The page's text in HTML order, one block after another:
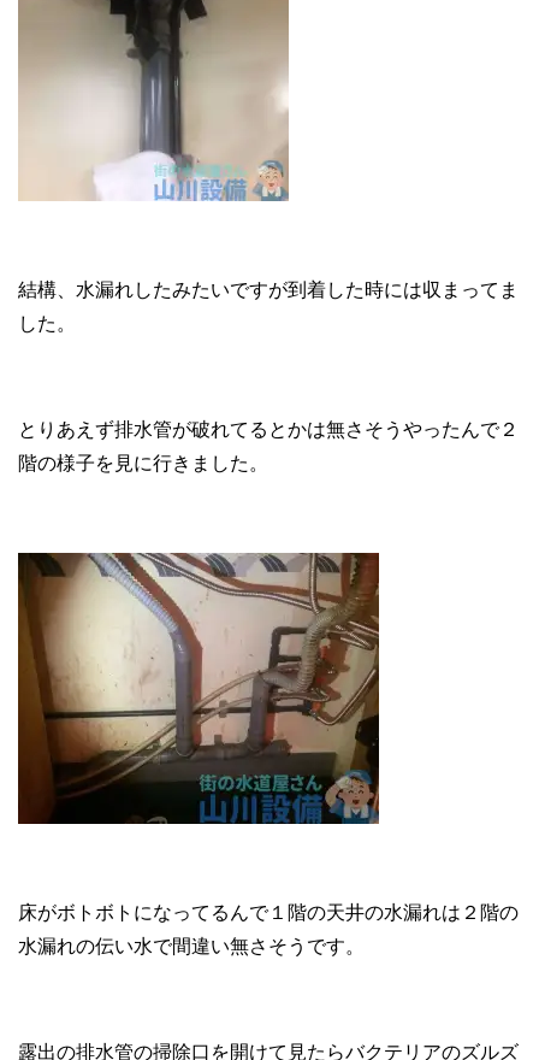
結構、水漏れしたみたいですが到着した時には収まってま
した。
とりあえず排水管が破れてるとかは無さそうやったんで２
階の様子を見に行きました。
床がボトボトになってるんで１階の天井の水漏れは２階の
水漏れの伝い水で間違い無さそうです。
露出の排水管の掃除口を開けて見たらバクテリアのズルズ